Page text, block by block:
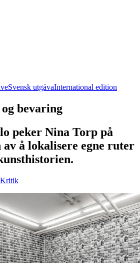
Svensk utgåvaInternational edition
bevaring
peker Nina Torp på
av å lokalisere egne ruter
Kritik